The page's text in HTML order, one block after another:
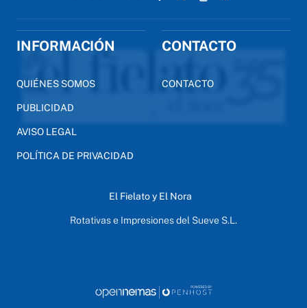
INFORMACIÓN
QUIÉNES SOMOS
PUBLICIDAD
AVISO LEGAL
POLÍTICA DE PRIVACIDAD
CONTACTO
CONTACTO
El Fielato y El Nora
Rotativas e Impresiones del Sueve S.L.